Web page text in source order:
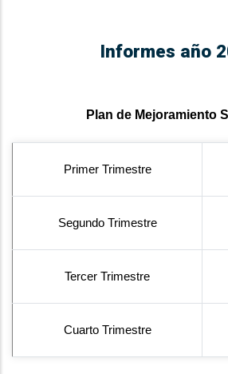
Informes año
Plan de Mejoramiento
Primer Trimestre
Segundo Trimestre
Tercer Trimestre
Cuarto Trimestre